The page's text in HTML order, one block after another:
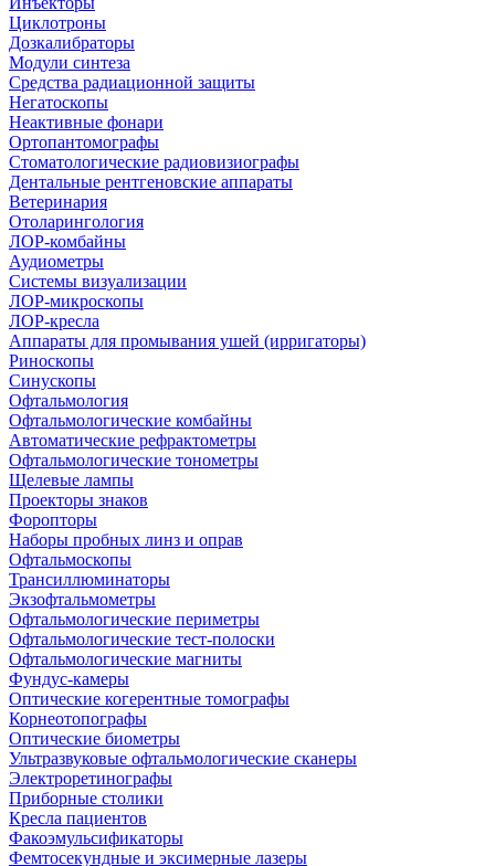
Циклотроны
Дозкалибраторы
Модули синтеза
Средства радиационной защиты
Негатоскопы
Неактивные фонари
Ортопантомографы
Стоматологические радиовизиографы
Дентальные рентгеновские аппараты
Ветеринария
Отоларингология
ЛОР-комбайны
Аудиометры
Системы визуализации
ЛОР-микроскопы
ЛОР-кресла
Аппараты для промывания ушей (ирригаторы)
Риноскопы
Синускопы
Офтальмология
Офтальмологические комбайны
Автоматические рефрактометры
Офтальмологические тонометры
Щелевые лампы
Проекторы знаков
Форопторы
Наборы пробных линз и оправ
Офтальмоскопы
Трансиллюминаторы
Экзофтальмометры
Офтальмологические периметры
Офтальмологические тест-полоски
Офтальмологические магниты
Фундус-камеры
Оптические когерентные томографы
Корнеотопографы
Оптические биометры
Ультразвуковые офтальмологические сканеры
Электроретинографы
Приборные столики
Кресла пациентов
Факоэмульсификаторы
Фемтосекундные и эксимерные лазеры